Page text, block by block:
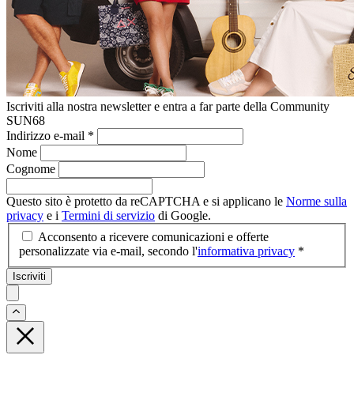
Iscriviti alla nostra newsletter e entra a far parte della Community
SUN68
Indirizzo e-mail *
Nome
Cognome
Questo sito è protetto da reCAPTCHA e si applicano le Norme sulla
privacy e i Termini di servizio di Google.
Acconsento a ricevere comunicazioni e offerte
personalizzate via e-mail, secondo l'informativa privacy *
Iscriviti